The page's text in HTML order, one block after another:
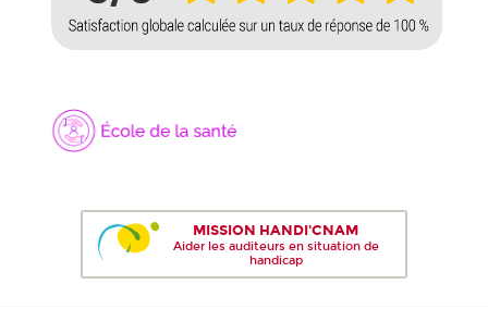
MISSION HANDI'CNAM
Aider les auditeurs en situation de
handicap